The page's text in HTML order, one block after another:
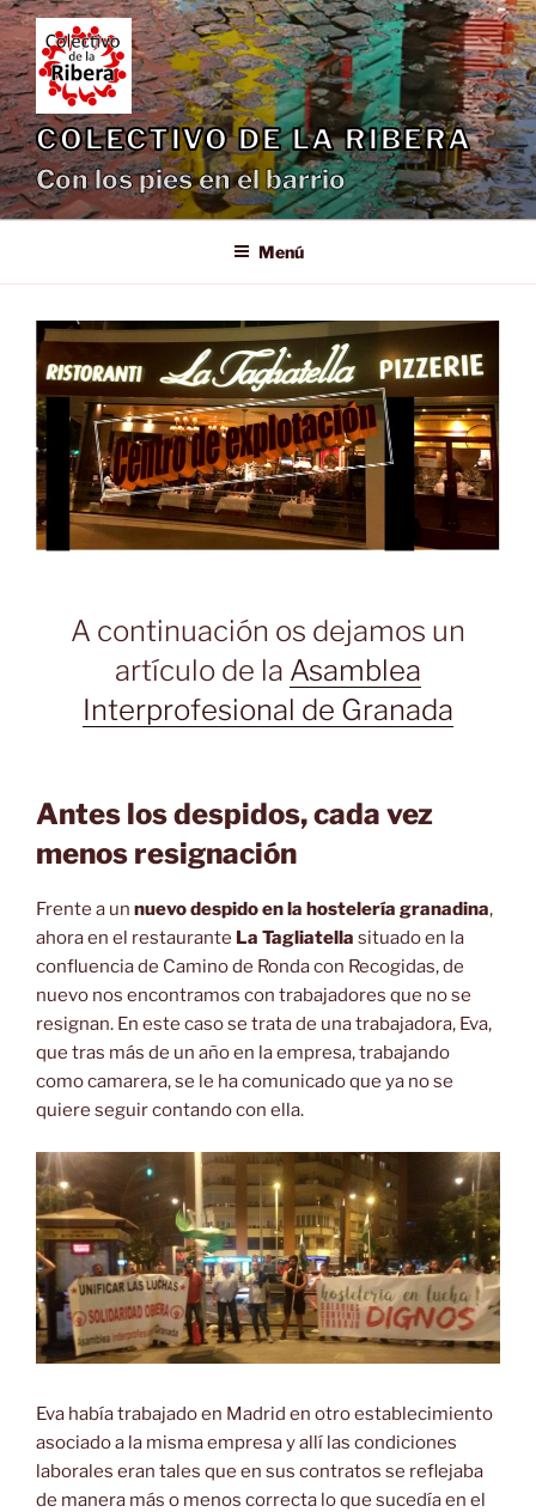
Saltar
al
contenido
COLECTIVO DE LA RIBERA
Con los pies en el barrio
Menú
A continuación os dejamos un
artículo de la Asamblea
Interprofesional de Granada
Antes los despidos, cada vez
menos resignación
Frente a un nuevo despido en la hostelería granadina,
ahora en el restaurante La Tagliatella situado en la
confluencia de Camino de Ronda con Recogidas, de
nuevo nos encontramos con trabajadores que no se
resignan. En este caso se trata de una trabajadora, Eva,
que tras más de un año en la empresa, trabajando
como camarera, se le ha comunicado que ya no se
quiere seguir contando con ella.
Eva había trabajado en Madrid en otro establecimiento
asociado a la misma empresa y allí las condiciones
laborales eran tales que en sus contratos se reflejaba
de manera más o menos correcta lo que sucedía en el